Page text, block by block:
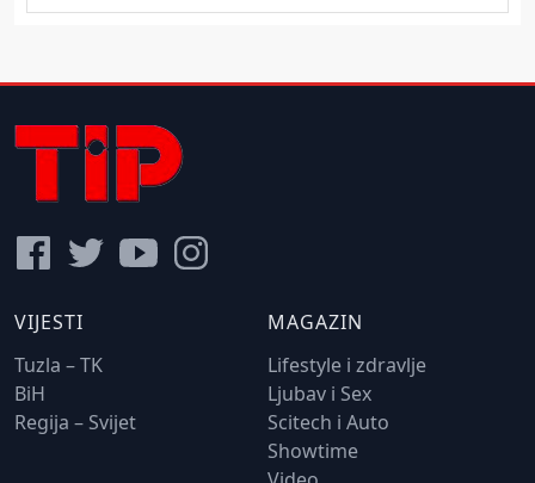
VIJESTI
Tuzla – TK
BiH
Regija – Svijet
MAGAZIN
Lifestyle i zdravlje
Ljubav i Sex
Scitech i Auto
Showtime